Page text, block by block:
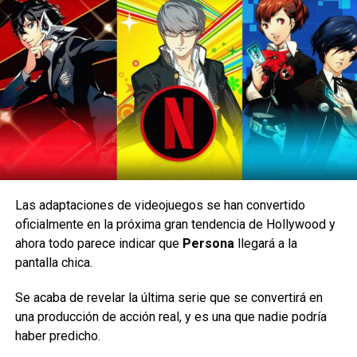
proyectos importantes.
Los índices de audiencia de la cuarta temporada fueron
bajos y se cree que el número de espectadores ha
descendido considerablemente, por lo que es posible que
La quinta temporada pondrá fin a la adaptación de
Netflix de la saga de fantasía de Andrzej Sapkowski,
El nuevo especial de LEGO One Piece de Netflix está
programado para llegar al servicio de streaming a finales
eventos de la serie de acción real hasta el momento.
El primer tráiler del nuevo especial animado finalmente se
Las adaptaciones de videojuegos se han convertido
oficialmente en la próxima gran tendencia de Hollywood y
ahora todo parece indicar que Personallegará a la
pantalla chica.
Se acaba de revelar la última serie que se convertirá en
una producción de acción real, y es una que nadie podría
haber predicho.